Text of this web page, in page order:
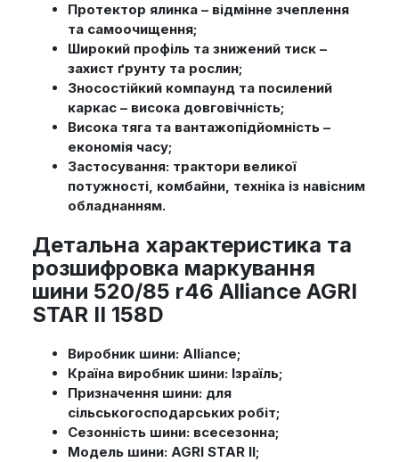
Протектор ялинка – відмінне зчеплення
та самоочищення;
Широкий профіль та знижений тиск –
захист ґрунту та рослин;
Зносостійкий компаунд та посилений
каркас – висока довговічність;
Висока тяга та вантажопідйомність –
економія часу;
Застосування: трактори великої
потужності, комбайни, техніка із навісним
обладнанням.
Детальна характеристика та
розшифровка маркування
шини 520/85 r46 Alliance AGRI
STAR II 158D
Виробник шини: Alliance;
Країна виробник шини: Ізраїль;
Призначення шини: для
сільськогосподарських робіт;
Сезонність шини: всесезонна;
Модель шини: AGRI STAR II;